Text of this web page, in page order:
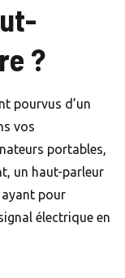
?
pourvus d’un
vos
portables,
un haut-parleur
pour
électrique en